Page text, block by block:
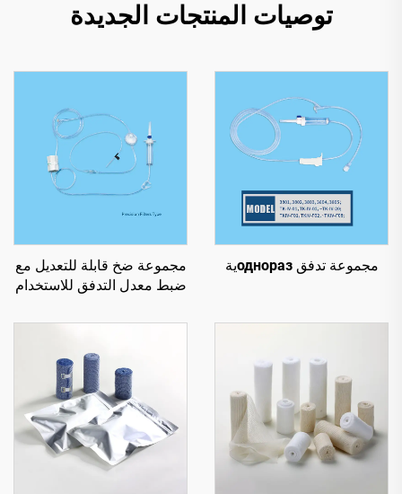
توصيات المنتجات الجديدة
مجموعة تدفق одноразية
مجموعة ضخ قابلة للتعديل مع
ضبط معدل التدفق للاستخدام